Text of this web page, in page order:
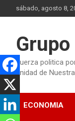
al
sábado, agosto 8,
Fuerza politica
unidad de
ECONOMIA